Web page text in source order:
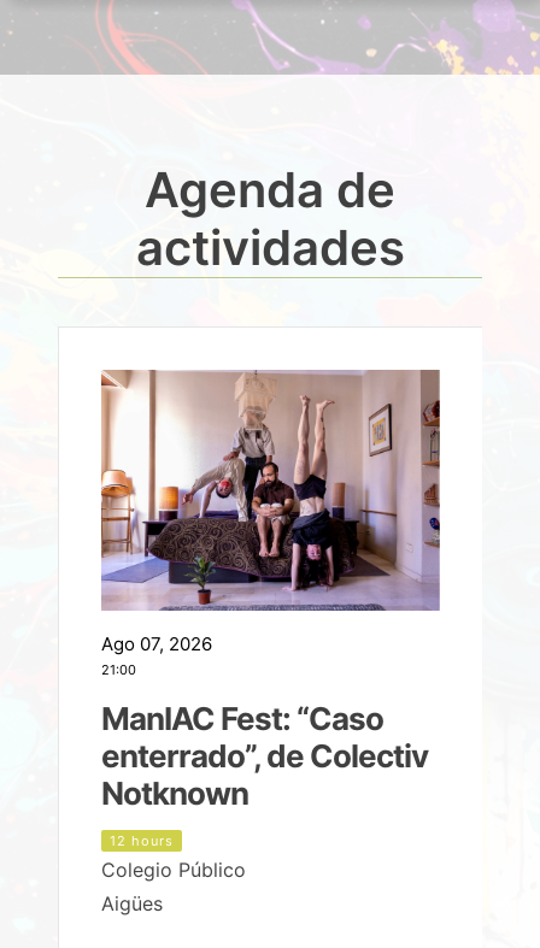
Agenda de
actividades
Ago 07, 2026
21:00
ManIAC Fest: “Caso
enterrado”, de Colectiv
Notknown
12 hours
Colegio Público
Aigües